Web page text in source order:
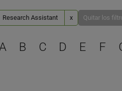
Research Assistant x Quitar los
A B C D E F